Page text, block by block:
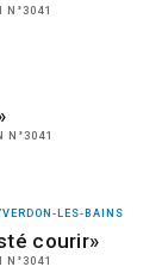
N°3041
N°3041
LES-BAINS
courir»
N°3041